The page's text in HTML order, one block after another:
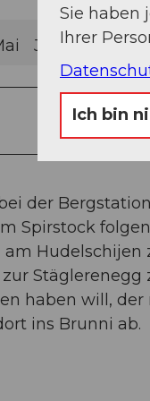
Jun Jul Aug
der
Spirstock
haben will,
ins Brunni ab.
Sie haben
Ihrer
Ich bin